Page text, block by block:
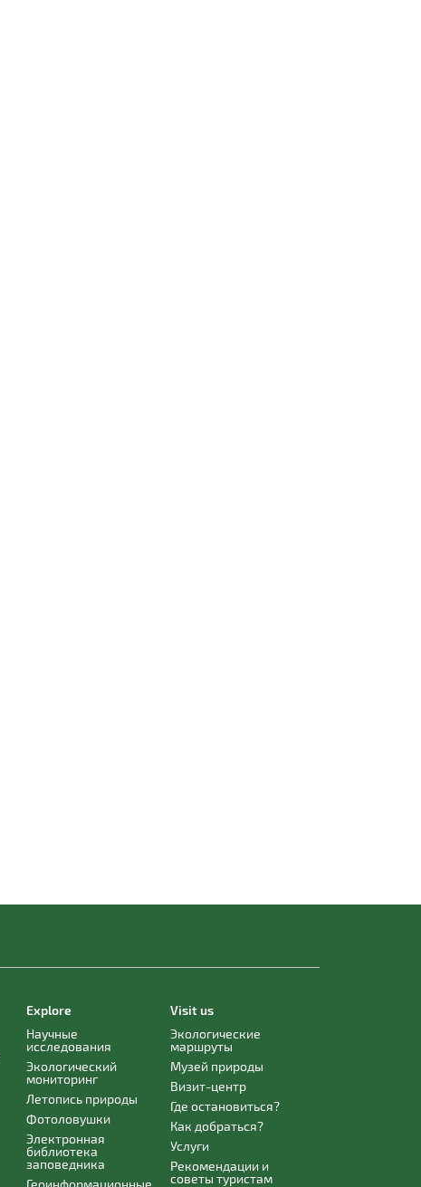
Explore
Научные
исследования
Экологический
мониторинг
Летопись природы
Фотоловушки
Электронная
библиотека
заповедника
Геоинформационные
Visit us
Экологические
маршруты
Музей природы
Визит-центр
Где остановиться?
Как добраться?
Услуги
Рекомендации и
советы туристам